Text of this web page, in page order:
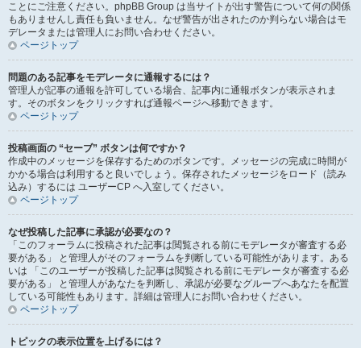
ことにご注意ください。phpBB Group は当サイトが出す警告について何の関係
もありませんし責任も負いません。なぜ警告が出されたのか判らない場合はモ
デレータまたは管理人にお問い合わせください。
ページトップ
問題のある記事をモデレータに通報するには？
管理人が記事の通報を許可している場合、記事内に通報ボタンが表示されま
す。そのボタンをクリックすれば通報ページへ移動できます。
ページトップ
投稿画面の “セーブ” ボタンは何ですか？
作成中のメッセージを保存するためのボタンです。メッセージの完成に時間が
かかる場合は利用すると良いでしょう。保存されたメッセージをロード（読み
込み）するには ユーザーCP へ入室してください。
ページトップ
なぜ投稿した記事に承認が必要なの？
「このフォーラムに投稿された記事は閲覧される前にモデレータが審査する必
要がある」 と管理人がそのフォーラムを判断している可能性があります。ある
いは 「このユーザーが投稿した記事は閲覧される前にモデレータが審査する必
要がある」 と管理人があなたを判断し、承認が必要なグループへあなたを配置
している可能性もあります。詳細は管理人にお問い合わせください。
ページトップ
トピックの表示位置を上げるには？